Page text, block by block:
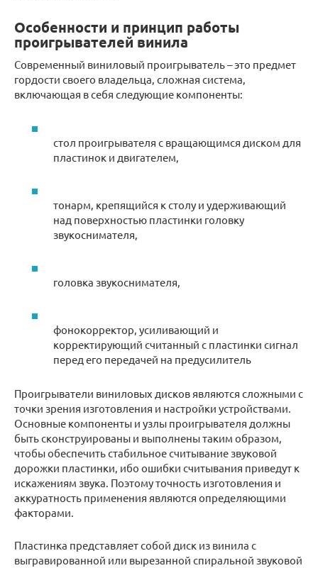
Особенности и принцип работы
проигрывателей винила
Современный виниловый проигрыватель – это предмет
гордости своего владельца, сложная система,
включающая в себя следующие компоненты:
стол проигрывателя с вращающимся диском для
пластинок и двигателем,
тонарм, крепящийся к столу и удерживающий
над поверхностью пластинки головку
звукоснимателя,
головка звукоснимателя,
фонокорректор, усиливающий и
корректирующий считанный с пластинки сигнал
перед его передачей на предусилитель
Проигрыватели виниловых дисков являются сложными с
точки зрения изготовления и настройки устройствами.
Основные компоненты и узлы проигрывателя должны
быть сконструированы и выполнены таким образом,
чтобы обеспечить стабильное считывание звуковой
дорожки пластинки, ибо ошибки считывания приведут к
искажениям звука. Поэтому точность изготовления и
аккуратность применения являются определяющими
факторами.
Пластинка представляет собой диск из винила с
выгравированной или вырезанной спиральной звуковой